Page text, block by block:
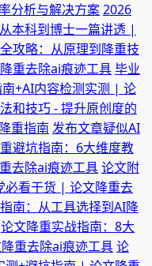
分析与解决方案2026
本科到博士一篇讲透 |
攻略：从原理到降重技
重去除ai痕迹工具毕业
+AI内容检测实测 | 论
和技巧 - 提升原创度的
重指南 发布文章疑似AI
避坑指南：6大维度教
去除ai痕迹工具论文附
必看干货 | 论文降重去
南：从工具选择到AI降
论文降重实战指南：8大
重去除ai痕迹工具论